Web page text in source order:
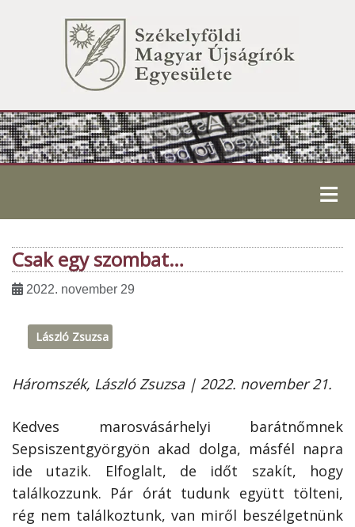
≡
Csak egy szombat…
2022. november 29
László Zsuzsa
Háromszék, László Zsuzsa | 2022. november 21.
Kedves marosvásárhelyi barátnőmnek
Sepsiszentgyörgyön akad dolga, másfél napra
ide utazik. Elfoglalt, de időt szakít, hogy
találkozzunk. Pár órát tudunk együtt tölteni,
rég nem találkoztunk, van miről beszélgetnünk